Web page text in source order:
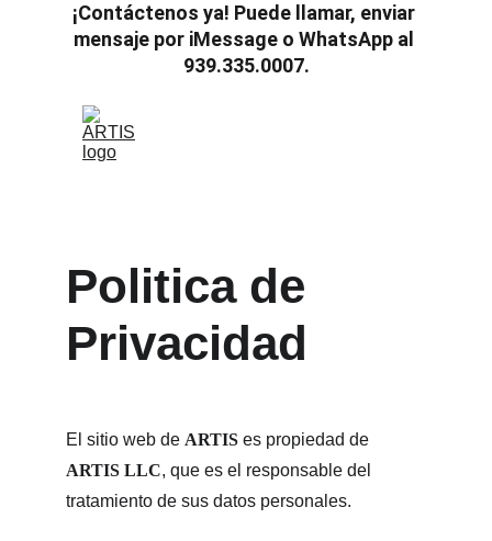
¡Contáctenos ya! Puede llamar, enviar
mensaje por iMessage o WhatsApp al
939.335.0007.
Politica de
Privacidad
El sitio web de ARTIS es propiedad de
ARTIS LLC, que es el responsable del
tratamiento de sus datos personales.